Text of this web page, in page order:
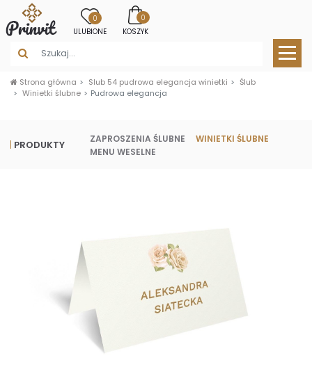
0
ULUBIONE
0
KOSZYK
Strona główna Slub 54 pudrowa elegancja winietki
Ślub
Winietki ślubne
Pudrowa elegancja
PRODUKTY ZAPROSZENIA ŚLUBNE
WINIETKI ŚLUBNE
MENU WESELNE